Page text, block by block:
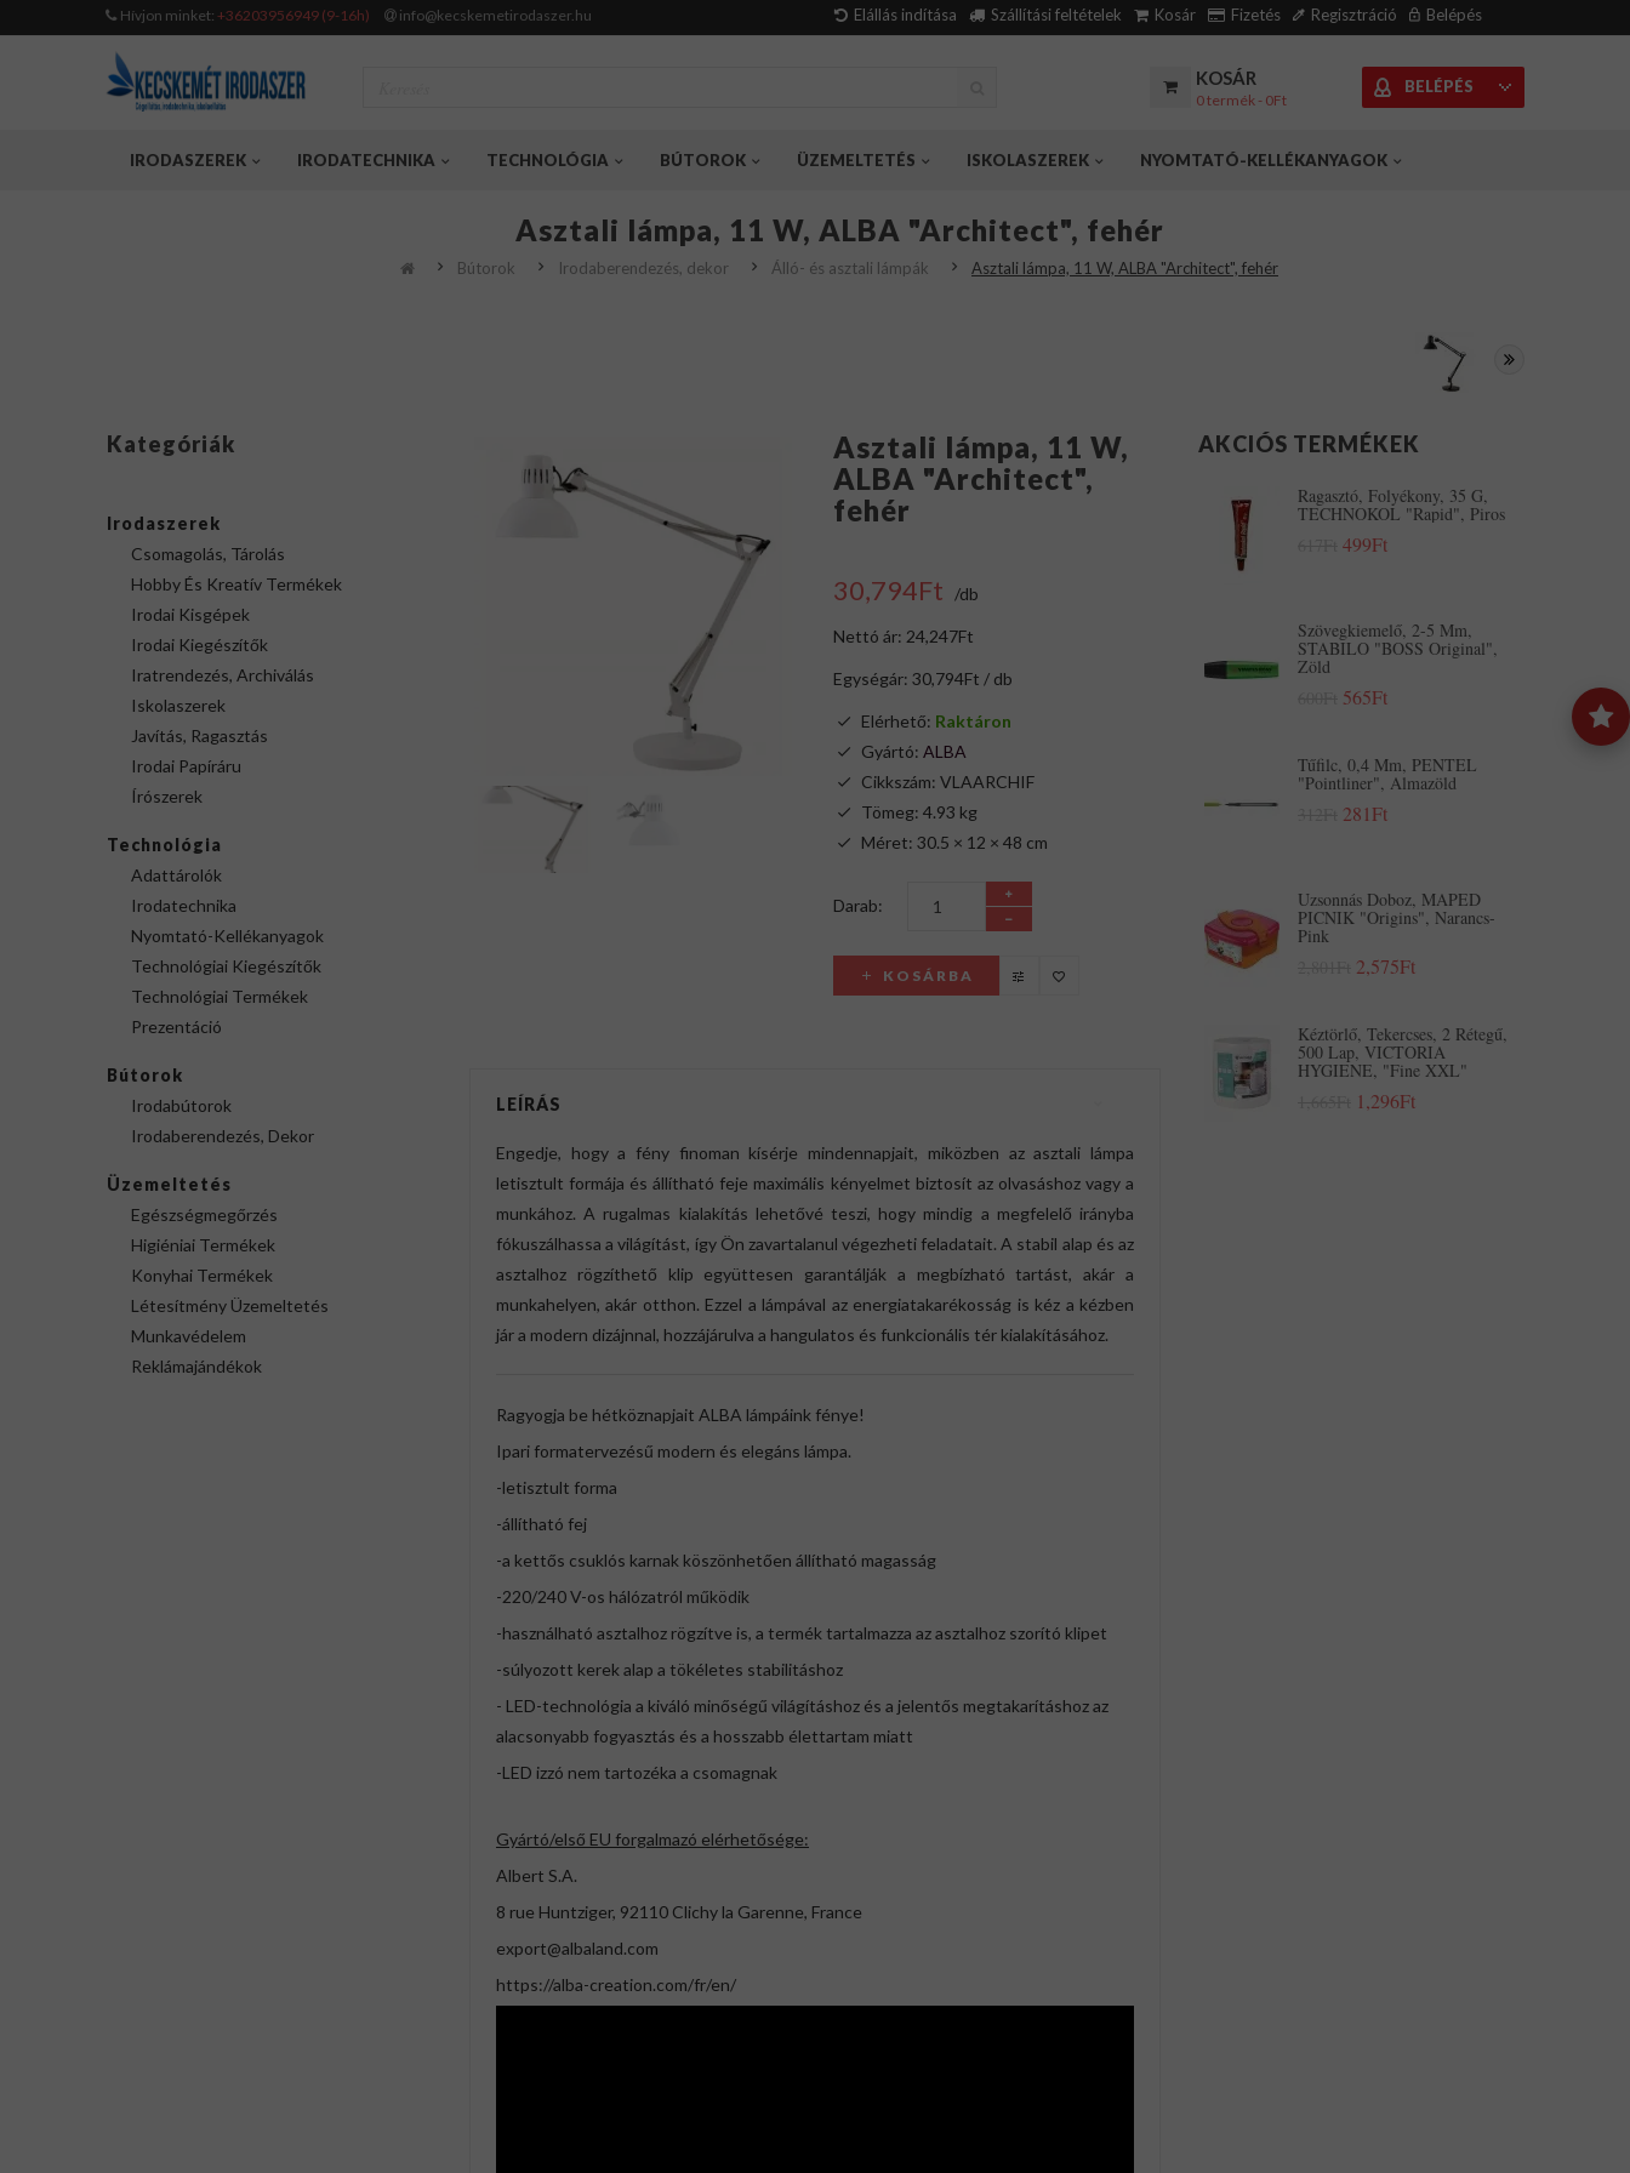
Hívjon minket: +36203956949 (9-16h) info@kecskemetirodaszer.hu Elállás indítása Szállítási feltételek Kosár Fizetés Regisztráció Belépés
KOSÁR
0 termék - 0Ft
BELÉPÉS
IRODASZEREK IRODATECHNIKA TECHNOLÓGIA BÚTOROK ÜZEMELTETÉS ISKOLASZEREK NYOMTATÓ-KELLÉKANYAGOK
Asztali lámpa, 11 W, ALBA "Architect", fehér
Bútorok Irodaberendezés, dekor Álló- és asztali lámpák Asztali lámpa, 11 W, ALBA "Architect", fehér
Kategóriák
Irodaszerek
Csomagolás, Tárolás
Hobby És Kreatív Termékek
Irodai Kisgépek
Irodai Kiegészítők
Iratrendezés, Archiválás
Iskolaszerek
Javítás, Ragasztás
Irodai Papíráru
Írószerek
Technológia
Adattárolók
Irodatechnika
Nyomtató-Kellékanyagok
Technológiai Kiegészítők
Technológiai Termékek
Prezentáció
Bútorok
Irodabútorok
Irodaberendezés, Dekor
Üzemeltetés
Egészségmegőrzés
Higiéniai Termékek
Konyhai Termékek
Létesítmény Üzemeltetés
Munkavédelem
Reklámajándékok
Asztali lámpa, 11 W,
ALBA "Architect",
fehér
30,794Ft /db
Nettó ár: 24,247Ft
Egységár: 30,794Ft / db
Elérhető: Raktáron
Gyártó: ALBA
Cikkszám: VLAARCHIF
Tömeg: 4.93 kg
Méret: 30.5 × 12 × 48 cm
Darab:
KOSÁRBA
LEÍRÁS
Engedje, hogy a fény finoman kísérje mindennapjait, miközben az asztali lámpa
letisztult formája és állítható feje maximális kényelmet biztosít az olvasáshoz vagy a
munkához. A rugalmas kialakítás lehetővé teszi, hogy mindig a megfelelő irányba
fókuszálhassa a világítást, így Ön zavartalanul végezheti feladatait. A stabil alap és az
asztalhoz rögzíthető klip együttesen garantálják a megbízható tartást, akár a
munkahelyen, akár otthon. Ezzel a lámpával az energiatakarékosság is kéz a kézben
jár a modern dizájnnal, hozzájárulva a hangulatos és funkcionális tér kialakításához.
Ragyogja be hétköznapjait ALBA lámpáink fénye!
Ipari formatervezésű modern és elegáns lámpa.
-letisztult forma
-állítható fej
-a kettős csuklós karnak köszönhetően állítható magasság
-220/240 V-os hálózatról működik
-használható asztalhoz rögzítve is, a termék tartalmazza az asztalhoz szorító klipet
-súlyozott kerek alap a tökéletes stabilitáshoz
- LED-technológia a kiváló minőségű világításhoz és a jelentős megtakarításhoz az
alacsonyabb fogyasztás és a hosszabb élettartam miatt
-LED izzó nem tartozéka a csomagnak
Gyártó/első EU forgalmazó elérhetősége:
Albert S.A.
8 rue Huntziger, 92110 Clichy la Garenne, France
export@albaland.com
https://alba-creation.com/fr/en/
AKCIÓS TERMÉKEK
Ragasztó, Folyékony, 35 G,
TECHNOKOL "Rapid", Piros
499Ft
Szövegkiemelő, 2-5 Mm,
STABILO "BOSS Original",
Zöld
565Ft
Tűfilc, 0,4 Mm, PENTEL
"Pointliner", Almazöld
281Ft
Uzsonnás Doboz, MAPED
PICNIK "Origins", Narancs-
Pink
2,575Ft
Kéztörlő, Tekercses, 2 Rétegű,
500 Lap, VICTORIA
HYGIENE, "Fine XXL"
1,296Ft